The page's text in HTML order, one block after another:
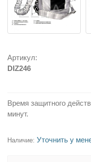
Артикул:
DIZ246
Время защитного
минут.
Наличие: Уточнить у